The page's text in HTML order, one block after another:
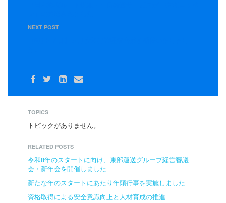
NEXT POST
TOPICS
トピックがありません。
RELATED POSTS
令和8年のスタートに向け、東部運送グループ経営審議
会・新年会を開催しました
新たな年のスタートにあたり年頭行事を実施しました
資格取得による安全意識向上と人材育成の推進